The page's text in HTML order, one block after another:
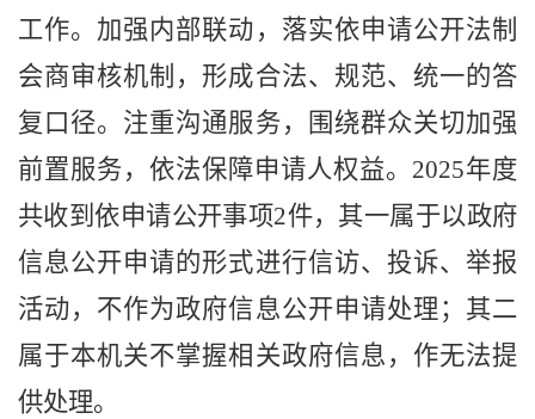
工作。 加强内部联动 ， 落实依申请公开法制
会商审核机制，形成合法、规范、统一的答
复口径。 注重沟通服务， 围绕群众关切加强
前置服务， 依法保障申请人权益。 2025年度
共收到依申请公开事项2件， 其一属于以政府
信息公开申请的形式进行信访、投诉、举报
活动，不作为政府信息公开申请处理；其二
属于本机关不掌握相关政府信息，作无法提
供处理。